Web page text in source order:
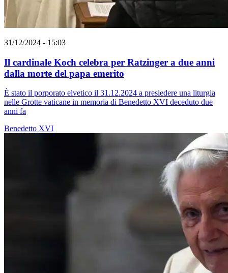
31/12/2024 - 15:03
Il cardinale Koch celebra per Ratzinger a due anni
dalla morte del papa emerito
È stato il porporato elvetico il 31.12.2024 a presiedere una liturgia
nelle Grotte vaticane in memoria di Benedetto XVI deceduto due
anni fa
Benedetto XVI